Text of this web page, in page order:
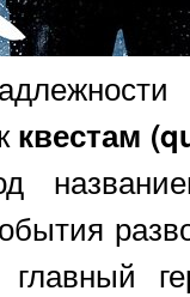
квестам